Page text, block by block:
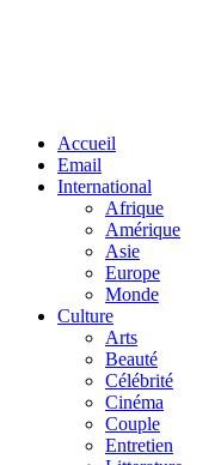
Accueil
Email
International
Afrique
Amérique
Asie
Europe
Monde
Culture
Arts
Beauté
Célébrité
Cinéma
Couple
Entretien